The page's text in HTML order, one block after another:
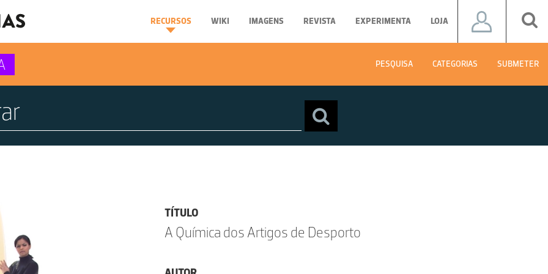
RECURSOS WIKI IMAGENS REVISTA EXPERIMENTA LOJA
PESQUISA CATEGORIAS SUBMETER
TÍTULO
A Química dos Artigos de Desporto